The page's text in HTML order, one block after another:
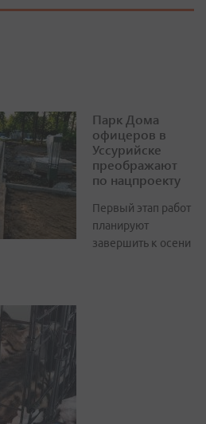
Парк Дома
офицеров в
Уссурийске
преображают
по нацпроекту
Первый этап работ
планируют
завершить к осени